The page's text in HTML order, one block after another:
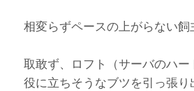
相変らずペースの上がらない飼
取敢ず、ロフト（サーバのハー
役に立ちそうなブツを引っ張